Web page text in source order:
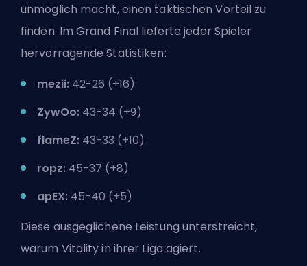
unmöglich macht, einen taktischen Vorteil zu
finden. Im Grand Final lieferte jeder Spieler
hervorragende Statistiken:
mezii: 42-26 (+16)
ZywOo: 43-34 (+9)
flameZ: 43-33 (+10)
ropz: 45-37 (+8)
apEX: 45-40 (+5)
Diese ausgeglichene Leistung unterstreicht,
warum Vitality in ihrer Liga agiert.